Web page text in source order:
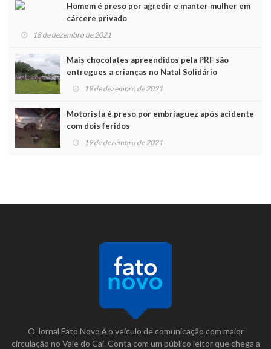
Homem é preso por agredir e manter mulher em
cárcere privado
18 de dezembro de 2021
Mais chocolates apreendidos pela PRF são
entregues a crianças no Natal Solidário
19 de dezembro de 2021
Motorista é preso por embriaguez após acidente
com dois feridos
19 de dezembro de 2021
O Jornal Fato Novo é o veículo de comunicação com maior
circulação no Vale do Caí. Conta com um público leitor que chega a